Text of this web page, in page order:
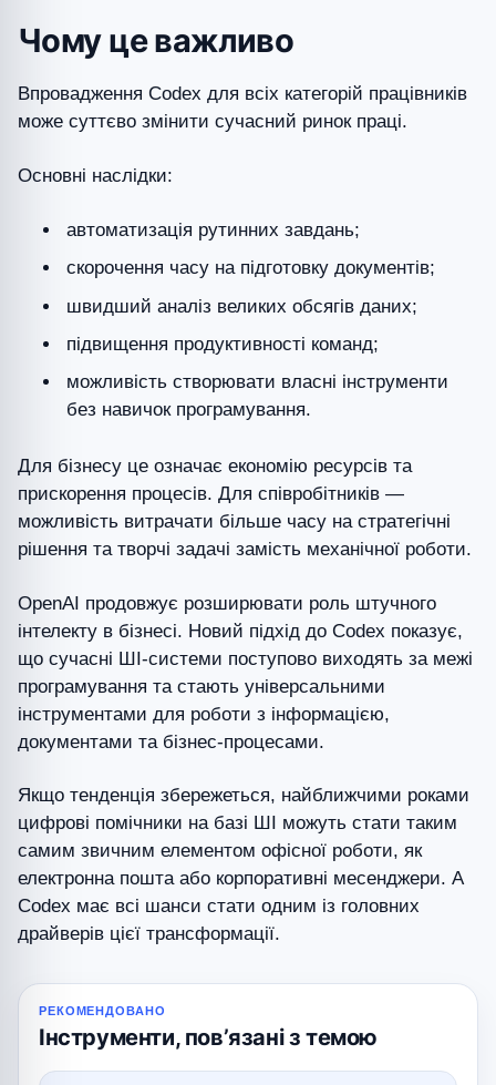
Чому це важливо
Впровадження Codex для всіх категорій працівників
може суттєво змінити сучасний ринок праці.
Основні наслідки:
автоматизація рутинних завдань;
скорочення часу на підготовку документів;
швидший аналіз великих обсягів даних;
підвищення продуктивності команд;
можливість створювати власні інструменти
без навичок програмування.
Для бізнесу це означає економію ресурсів та
прискорення процесів. Для співробітників —
можливість витрачати більше часу на стратегічні
рішення та творчі задачі замість механічної роботи.
OpenAI продовжує розширювати роль штучного
інтелекту в бізнесі. Новий підхід до Codex показує,
що сучасні ШІ-системи поступово виходять за межі
програмування та стають універсальними
інструментами для роботи з інформацією,
документами та бізнес-процесами.
Якщо тенденція збережеться, найближчими роками
цифрові помічники на базі ШІ можуть стати таким
самим звичним елементом офісної роботи, як
електронна пошта або корпоративні месенджери. А
Codex має всі шанси стати одним із головних
драйверів цієї трансформації.
РЕКОМЕНДОВАНО
Інструменти, повʼязані з темою